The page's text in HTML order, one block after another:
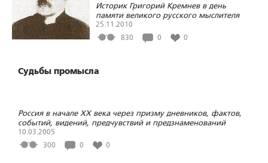
Историк Григорий Кремнев в день
памяти великого русского мыслителя
размышляет об актуальности его
наследия
25.11.2010
830
0 0
Судьбы промысла
Россия в начале ХХ века через призму дневников, фактов,
событий, видений, предчувствий и предзнаменований
10.03.2005
300
0 0